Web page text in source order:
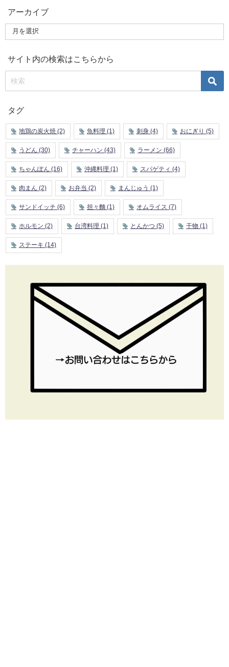
アーカイブ
サイト内の検索はこちらから
タグ
地鶏の炭火焼 (2) 魚料理 (1) 刺身 (4) おにぎり (5)
うどん (30) チャーハン (43) ラーメン (66)
ちゃんぽん (16) 沖縄料理 (1) スパゲティ (4)
肉まん (2) お弁当 (2) まんじゅう (1)
サンドイッチ (6) 担々麵 (1) オムライス (7)
ホルモン (2) 台湾料理 (1) とんかつ (5) 干物 (1)
ステーキ (14)